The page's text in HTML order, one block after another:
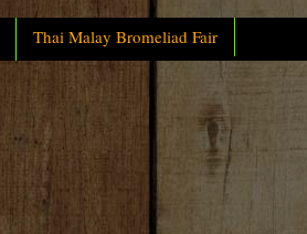
Thai Malay Bromeliad Fair